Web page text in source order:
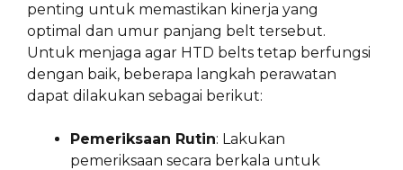
penting untuk memastikan kinerja yang
optimal dan umur panjang belt tersebut.
Untuk menjaga agar HTD belts tetap berfungsi
dengan baik, beberapa langkah perawatan
dapat dilakukan sebagai berikut:
Pemeriksaan Rutin: Lakukan
pemeriksaan secara berkala untuk